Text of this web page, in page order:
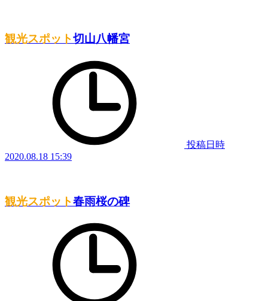
観光スポット切山八幡宮
投稿日時
2020.08.18 15:39
観光スポット春雨桜の碑